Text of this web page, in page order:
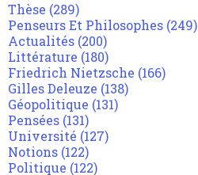
Thèse (289)
Penseurs Et Philosophes (249)
Actualités (200)
Littérature (180)
Friedrich Nietzsche (166)
Gilles Deleuze (138)
Géopolitique (131)
Pensées (131)
Université (127)
Notions (122)
Politique (122)